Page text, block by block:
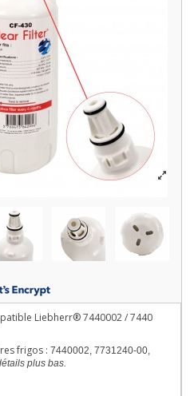
Liebherr® 7440002 / 7440
frigos : 7440002, 7731240-00,
plus bas.